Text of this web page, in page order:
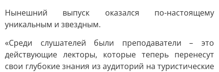
Нынешний выпуск оказался по-настоящему
уникальным и звездным.
«Среди слушателей были преподаватели – это
действующие лекторы, которые теперь перенесут
свои глубокие знания из аудиторий на туристические